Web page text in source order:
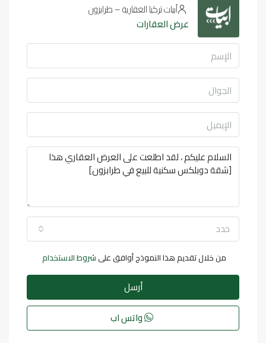
أبيات تركيا العقارية – طرابزون
عرض العقارات
حدد
من خلال تقديم هذا النموذج أوافق على شروط الاستخدام
أرسل
واتس اب